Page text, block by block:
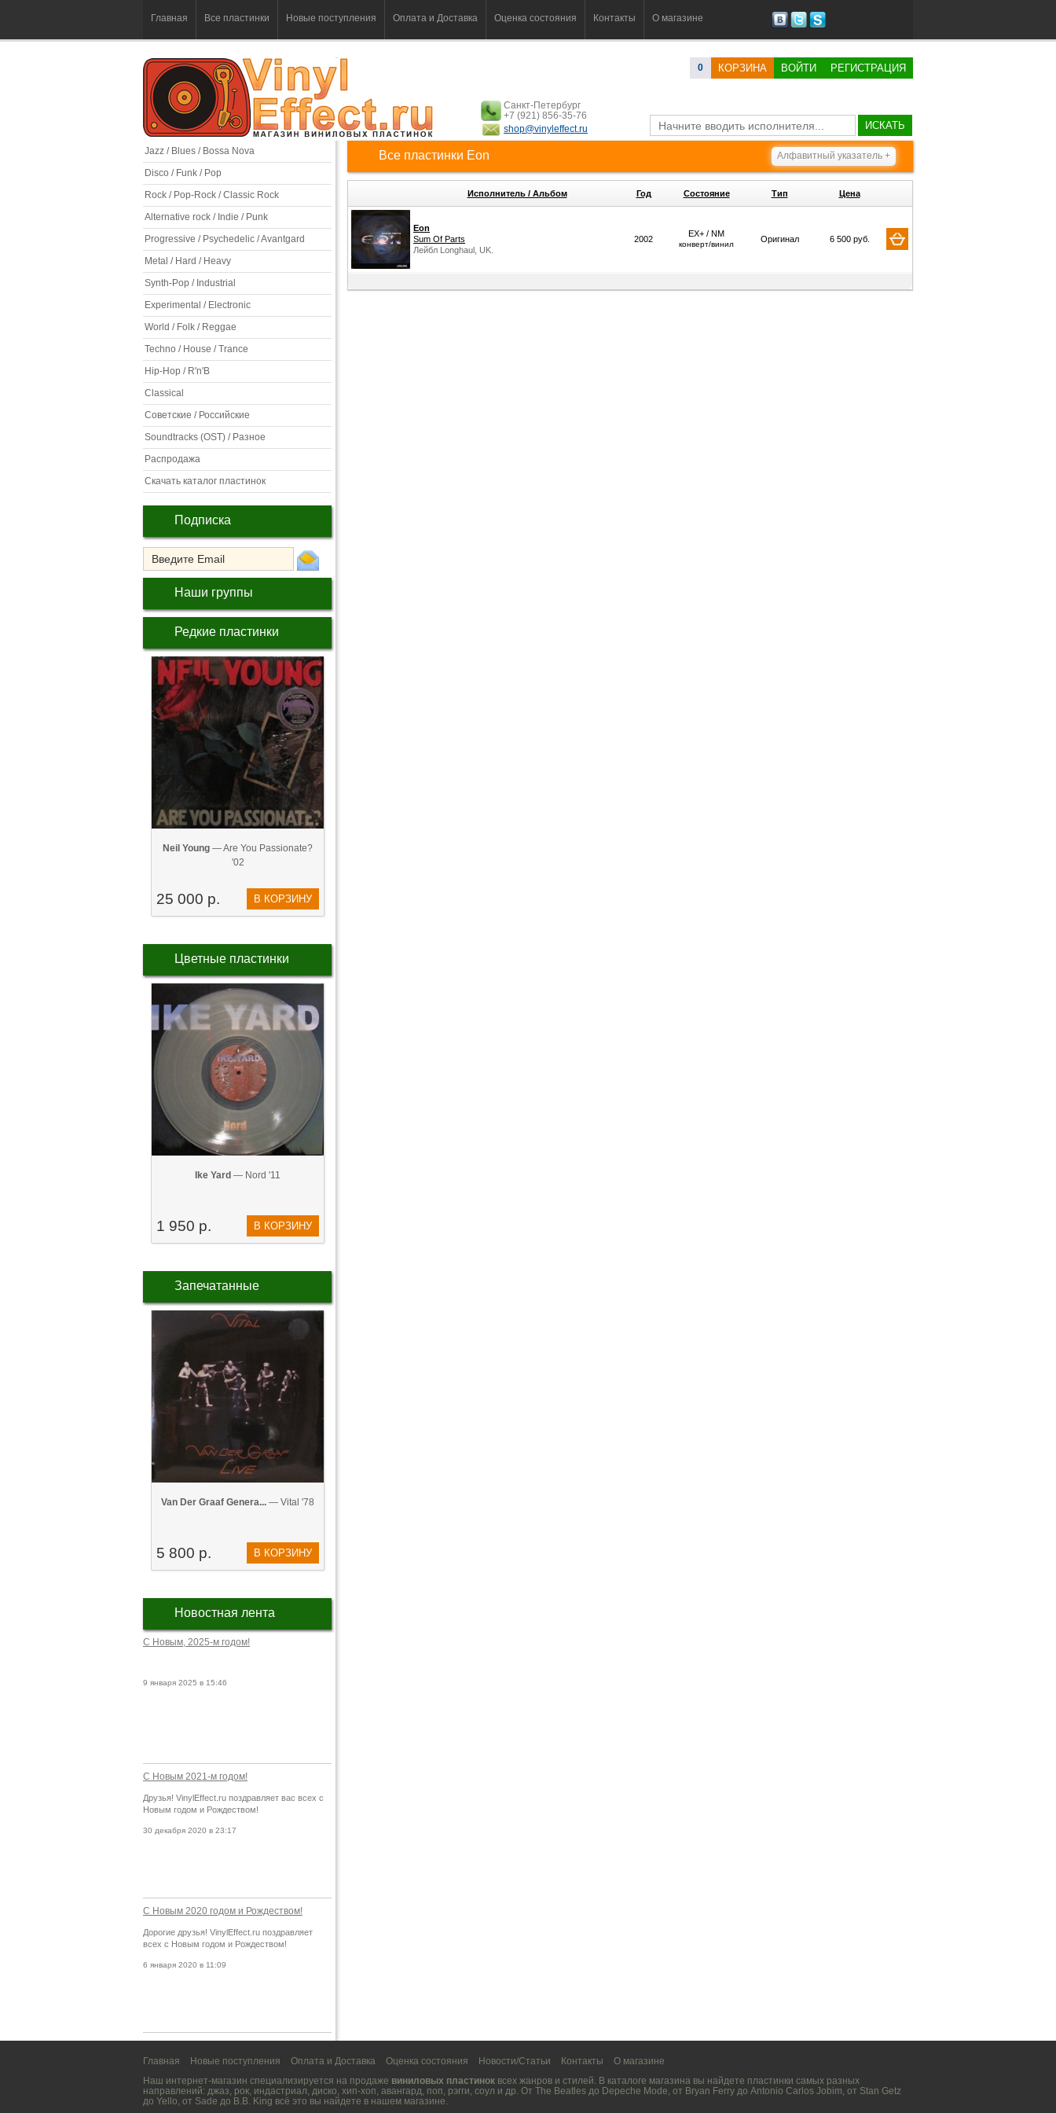
Главная Все пластинки Новые поступления Оплата и Доставка Оценка состояния Контакты О магазине
0 КОРЗИНА ВОЙТИ РЕГИСТРАЦИЯ
Санкт-Петербург
+7 (921) 856-35-76
shop@vinyleffect.ru
ИСКАТЬ
Jazz / Blues / Bossa Nova
Disco / Funk / Pop
Rock / Pop-Rock / Classic Rock
Alternative rock / Indie / Punk
Progressive / Psychedelic / Avantgard
Metal / Hard / Heavy
Synth-Pop / Industrial
Experimental / Electronic
World / Folk / Reggae
Techno / House / Trance
Hip-Hop / R'n'B
Classical
Советские / Российские
Soundtracks (OST) / Разное
Распродажа
Скачать каталог пластинок
Подписка
Наши группы
Редкие пластинки
Neil Young — Are You Passionate?
'02
25 000 р. В КОРЗИНУ
Цветные пластинки
Ike Yard — Nord '11
1 950 р. В КОРЗИНУ
Запечатанные
Van Der Graaf Genera... — Vital '78
5 800 р. В КОРЗИНУ
Новостная лента
С Новым, 2025-м годом!
9 января 2025 в 15:46
С Новым 2021-м годом!
Друзья! VinylEffect.ru поздравляет вас всех с
Новым годом и Рождеством!
30 декабря 2020 в 23:17
С Новым 2020 годом и Рождеством!
Дорогие друзья! VinylEffect.ru поздравляет
всех с Новым годом и Рождеством!
6 января 2020 в 11:09
Все пластинки Eon Алфавитный указатель +
Исполнитель / Альбом Год Состояние Тип Цена
Eon
Sum Of Parts
Лейбл Longhaul, UK.
2002
EX+ / NM
конверт/винил
Оригинал 6 500 руб.
Главная Новые поступления Оплата и Доставка Оценка состояния Новости/Статьи Контакты
О магазине
Наш интернет-магазин специализируется на продаже виниловых пластинок всех жанров и стилей. В каталоге магазина вы найдете пластинки самых разных
направлений: джаз, рок, индастриал, диско, хип-хоп, авангард, поп, рэгги, соул и др. От The Beatles до Depeche Mode, от Bryan Ferry до Antonio Carlos Jobim, от Stan Getz
до Yello, от Sade до B.B. King всё это вы найдете в нашем магазине.